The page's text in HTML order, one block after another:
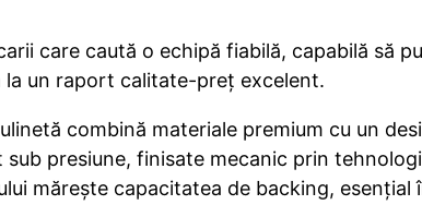
care caută o echipă fiabilă, capabilă să
un raport calitate-preț excelent.
combină materiale premium cu un
presiune, finisate mecanic prin
mărește capacitatea de backing,